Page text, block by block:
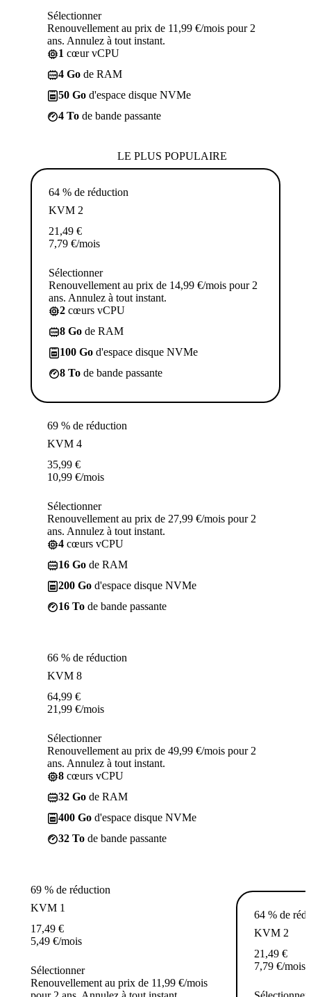
Sélectionner
Renouvellement au prix de 11,99 €/mois pour 2
ans. Annulez à tout instant.
1 cœur vCPU
4 Go de RAM
50 Go d'espace disque NVMe
4 To de bande passante
LE PLUS POPULAIRE
64 % de réduction
KVM 2
21,49 €
7,79 €/mois
Sélectionner
Renouvellement au prix de 14,99 €/mois pour 2
ans. Annulez à tout instant.
2 cœurs vCPU
8 Go de RAM
100 Go d'espace disque NVMe
8 To de bande passante
69 % de réduction
KVM 4
35,99 €
10,99 €/mois
Sélectionner
Renouvellement au prix de 27,99 €/mois pour 2
ans. Annulez à tout instant.
4 cœurs vCPU
16 Go de RAM
200 Go d'espace disque NVMe
16 To de bande passante
66 % de réduction
KVM 8
64,99 €
21,99 €/mois
Sélectionner
Renouvellement au prix de 49,99 €/mois pour 2
ans. Annulez à tout instant.
8 cœurs vCPU
32 Go de RAM
400 Go d'espace disque NVMe
32 To de bande passante
69 % de réduction
KVM 1
17,49 €
5,49 €/mois
Sélectionner
Renouvellement au prix de 11,99 €/mois
64 % de
KVM 2
21,49 €
7,79 €/mois